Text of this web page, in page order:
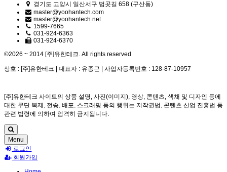
경기도 고양시 일산서구 법곳길 658 (구산동)
master@yoohantech.com
master@yoohantech.net
1599-7665
031-924-6363
031-924-6370
©2026 ~ 2014 [주]유한테크. All rights reserved
상호 : [주]유한테크 | 대표자 : 유종근 | 사업자등록번호 : 128-87-10957
[주]유한테크 사이트의 상품 설명, 사진(이미지), 영상, 콘텐츠, 색채 및 디자인 등에
대한 무단 복제, 전송, 배포, 스크래핑 등의 행위는 저작권법, 콘텐츠 산업 진흥법 등
관련 법령에 의하여 엄격히 금지됩니다.
Menu
로그인
회원가입